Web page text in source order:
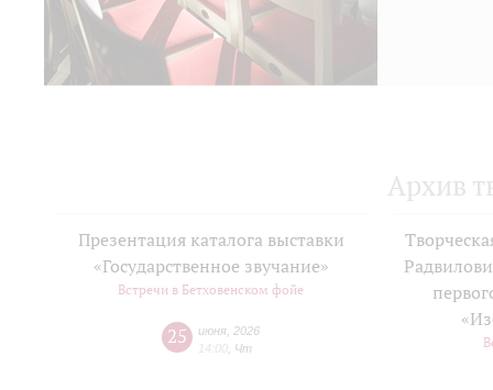
Архив
Презентация каталога выставки
«Государственное звучание»
Встречи в Бетховенском фойе
25 июня 2026
14:00 Чт